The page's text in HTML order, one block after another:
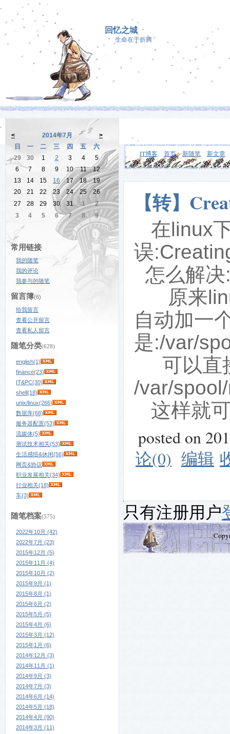
回忆之城
生命在于折腾
IT博客 首页 新随笔 新文章
< 2014年7月
>
日
一 二 三 四 五
六
29
30 1 2 3 4
5
6
7 8 9 10 11
12
13
14 15 16 17 18
19
20
21 22 23 24 25
26
27
28 29 30 31 1
2
3
4 5 6 7 8 9
常用链接
我的随笔
我的评论
我参与的随笔
留言簿(6)
给我留言
查看公开留言
查看私人留言
随笔分类(628)
english(1)
finance(23)
IT&PC(30)
shell(18)
unix/linux(266)
数据库(68)
服务器配置(53)
流媒体(5)
测试技术相关(53)
生活感悟&休闲(56)
网页&协议
职业发展相关(34)
行业相关(18)
车(3)
随笔档案(575)
2022年10月 (42)
2022年7月 (23)
2015年12月 (5)
2015年11月 (4)
2015年10月 (2)
2015年9月 (1)
2015年8月 (1)
2015年6月 (2)
2015年5月 (5)
2015年4月 (6)
2015年3月 (12)
2015年1月 (6)
2014年12月 (3)
2014年11月 (1)
2014年9月 (3)
2014年7月 (3)
2014年6月 (14)
2014年5月 (18)
2014年4月 (90)
2014年3月 (11)
【转】
在linux
误
怎么解决
原来
自动加一
是:/var/
可以直
/var/
这样就
posted on
论(0) 编辑
只有注册用户